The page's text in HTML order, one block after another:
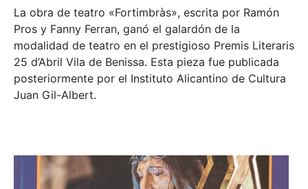
La obra de teatro «Fortimbràs», escrita por Ramón
Pros y Fanny Ferran, ganó el galardón de la
modalidad de teatro en el prestigioso Premis Literaris
25 d’Abril Vila de Benissa. Esta pieza fue publicada
posteriormente por el Instituto Alicantino de Cultura
Juan Gil-Albert.